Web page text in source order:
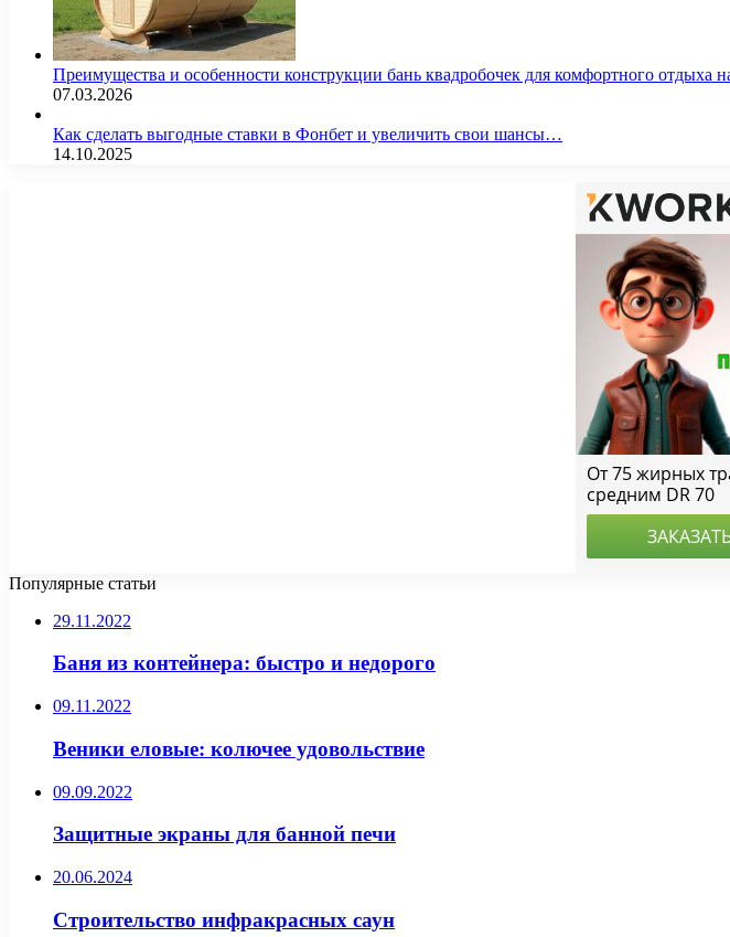
Преимущества и особенности конструкции бань квадробочек для комфортного отдыха
07.03.2026
Как сделать выгодные ставки в Фонбет и увеличить свои шансы…
14.10.2025
Популярные статьи
29.11.2022
Баня из контейнера: быстро и недорого
09.11.2022
Веники еловые: колючее удовольствие
09.09.2022
Защитные экраны для банной печи
20.06.2024
Строительство инфракрасных саун